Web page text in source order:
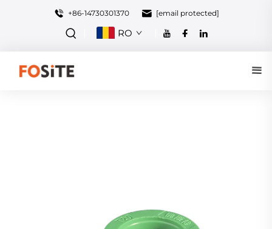
+86-14730301370 [email protected]
RO